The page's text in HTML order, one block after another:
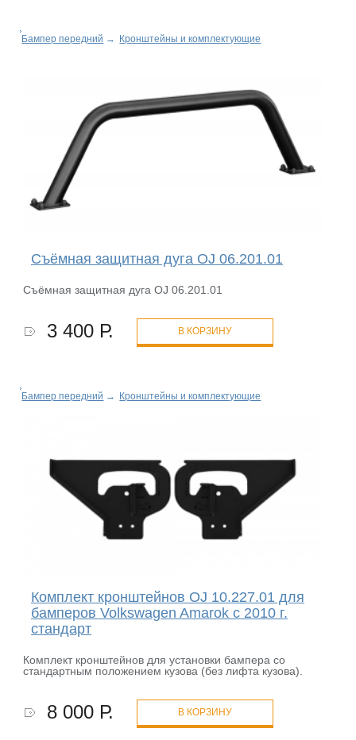
Бампер передний → Кронштейны и комплектующие
Съёмная защитная дуга OJ 06.201.01
Съёмная защитная дуга OJ 06.201.01
3 400 Р. В КОРЗИНУ
Бампер передний → Кронштейны и комплектующие
Комплект кронштейнов OJ 10.227.01 для
бамперов Volkswagen Amarok с 2010 г.
стандарт
Комплект кронштейнов для установки бампера со
стандартным положением кузова (без лифта кузова).
8 000 Р. В КОРЗИНУ